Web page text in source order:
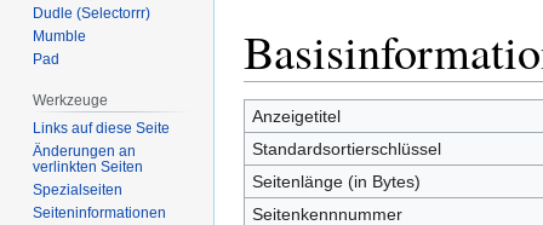
Navigation
springen
Suche
springen
Anzeigetitel
Standardsortierschlüssel
Seitenlänge (in Bytes)
Seitenkennnummer
Dudle (Selectorrr)
Mumble
Pad
Werkzeuge
Links auf diese Seite
Änderungen an
verlinkten Seiten
Spezialseiten
Seiten­­informationen